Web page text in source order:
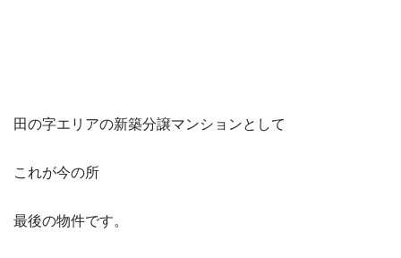
田の字エリアの新築分譲マンションとして
これが今の所
最後の物件です。